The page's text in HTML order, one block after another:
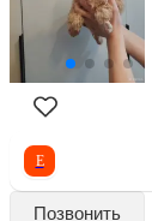
Е
Позвонить